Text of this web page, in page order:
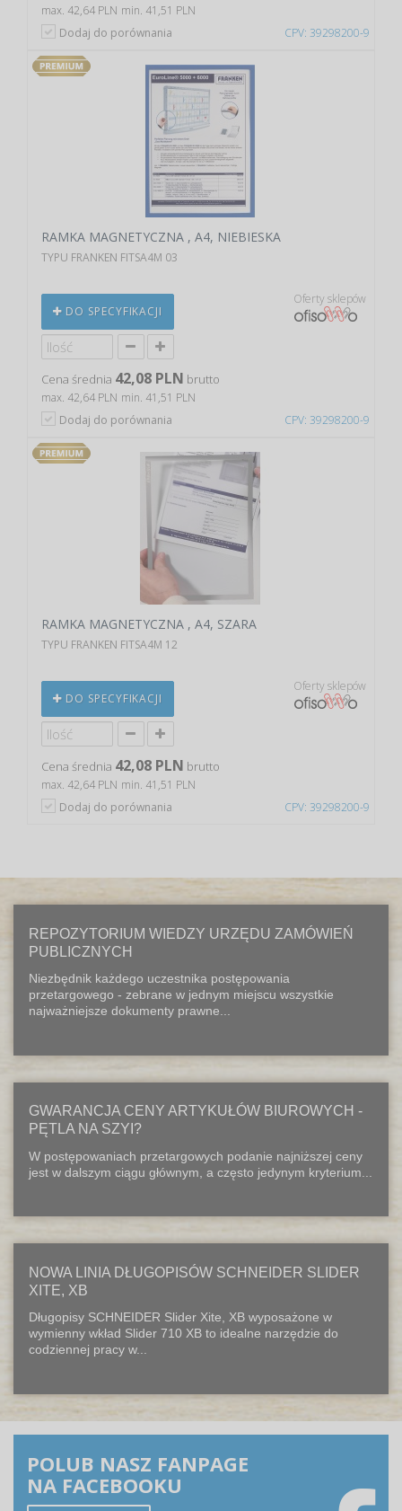
CPV: 39298200-9
max. 42,64 PLN min. 41,51 PLN
Dodaj do porównania
CPV: 39298200-9
RAMKA MAGNETYCZNA , A4, NIEBIESKA
TYPU FRANKEN FITSA4M 03
DO SPECYFIKACJI
Oferty sklepów
Cena średnia 42,08 PLN brutto
max. 42,64 PLN min. 41,51 PLN
Dodaj do porównania
CPV: 39298200-9
RAMKA MAGNETYCZNA , A4, SZARA
TYPU FRANKEN FITSA4M 12
DO SPECYFIKACJI
Oferty sklepów
Cena średnia 42,08 PLN brutto
max. 42,64 PLN min. 41,51 PLN
Dodaj do porównania
REPOZYTORIUM WIEDZY URZĘDU ZAMÓWIEŃ
PUBLICZNYCH
Niezbędnik każdego uczestnika postępowania
przetargowego - zebrane w jednym miejscu wszystkie
najważniejsze dokumenty prawne...
GWARANCJA CENY ARTYKUŁÓW BIUROWYCH -
PĘTLA NA SZYI?
W postępowaniach przetargowych podanie najniższej ceny
jest w dalszym ciągu głównym, a często jedynym kryterium...
NOWA LINIA DŁUGOPISÓW SCHNEIDER SLIDER
XITE, XB
Długopisy SCHNEIDER Slider Xite, XB wyposażone w
wymienny wkład Slider 710 XB to idealne narzędzie do
codziennej pracy w...
POLUB NASZ FANPAGE
NA FACEBOOKU